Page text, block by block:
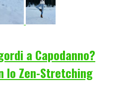
a Capodanno?
lo Zen-Stretching